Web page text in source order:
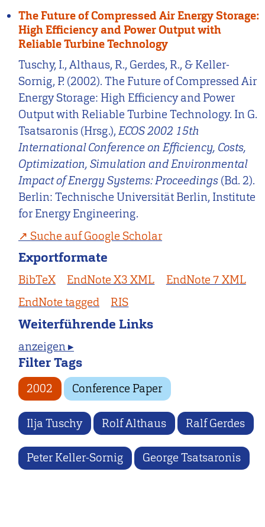
The Future of Compressed Air Energy Storage:
High Efficiency and Power Output with
Reliable Turbine Technology
Tuschy, I., Althaus, R., Gerdes, R., & Keller-
Sornig, P. (2002). The Future of Compressed Air
Energy Storage: High Efficiency and Power
Output with Reliable Turbine Technology. In G.
Tsatsaronis (Hrsg.),ECOS 2002 15th
International Conference on Efficiency, Costs,
Optimization, Simulation and Environmental
Impact of Energy Systems: Proceedings (Bd. 2).
Berlin: Technische Universität Berlin, Institute
for Energy Engineering.
Suche auf Google Scholar
Exportformate
BibTeX EndNote X3 XML
EndNote 7 XML
EndNote tagged
RIS
Weiterführende Links
anzeigen ▸
Filter Tags
2002 Conference Paper
Ilja Tuschy Rolf Althaus Ralf Gerdes
Peter Keller-Sornig George Tsatsaronis